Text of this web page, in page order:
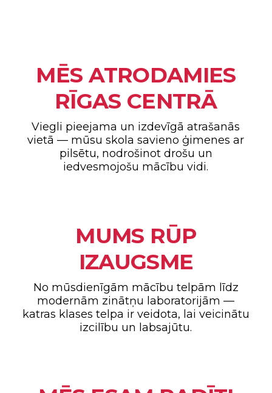
MĒS ATRODAMIES
RĪGAS CENTRĀ
Viegli pieejama un izdevīgā atrašanās
vietā — mūsu skola savieno ģimenes ar
pilsētu, nodrošinot drošu un
iedvesmojošu mācību vidi.
MUMS RŪP
IZAUGSME
No mūsdienīgām mācību telpām līdz
modernām zinātņu laboratorijām —
katras klases telpa ir veidota, lai veicinātu
izcilību un labsajūtu.